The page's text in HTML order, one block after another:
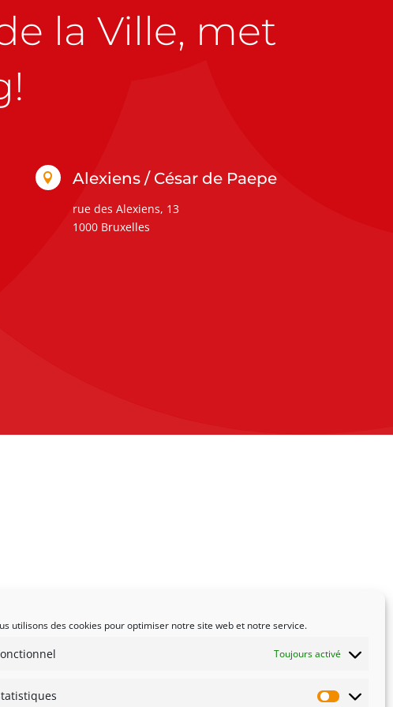
utilisons des cookies pour optimiser notre site web et notre service.
Toujours activé
la Ville, met
 Alexiens / César de Paepe
rue des Alexiens, 13
1000 Bruxelles